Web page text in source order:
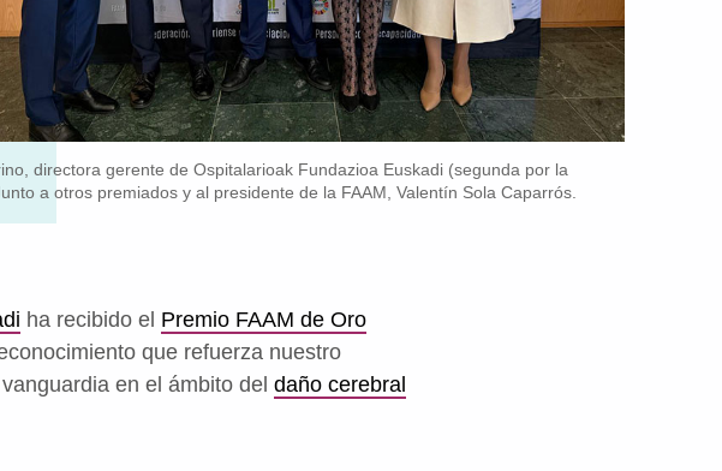
directora gerente de Ospitalarioak Fundazioa Euskadi (segunda por la
a otros premiados y al presidente de la FAAM, Valentín Sola Caparrós.
ha recibido el Premio FAAM de Oro
que refuerza nuestro
en el ámbito del daño cerebral